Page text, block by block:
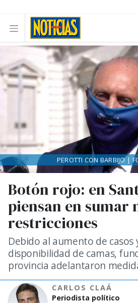
Botón rojo: en
piensan en sumar
restricciones
Debido al aumento de casos
disponibilidad de camas,
provincia adelantaron
CARLOS CLAÁ
Periodista político
PEROTTI CON BARBIJO |